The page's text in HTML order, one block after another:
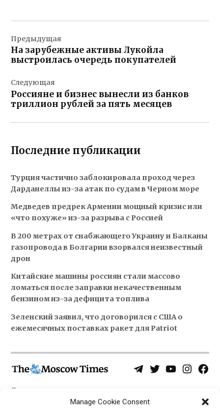
Manage Cookie Consent
по
записям
Предыдущая
На зарубежные активы Лукойла
выстроилась очередь покупателей
Следующая
Россияне и бизнес вынесли из банков
триллион рублей за пять месяцев
Последние публикации
Турция частично заблокировала проход через
Дарданеллы из-за атак по судам в Черном море
Медведев предрек Армении мощный кризис или
«что похуже» из-за разрыва с Россией
В 200 метрах от снабжающего Украину и Балканы
газопровода в Болгарии взорвался неизвестный
дрон
Китайские машины россиян стали массово
ломаться после заправки некачественным
бензином из-за дефицита топлива
Зеленский заявил, что договорился с США о
ежемесячных поставках ракет для Patriot
Telegram
TwitterYouTubeInstagram
О нас
Политика конфиденциальности